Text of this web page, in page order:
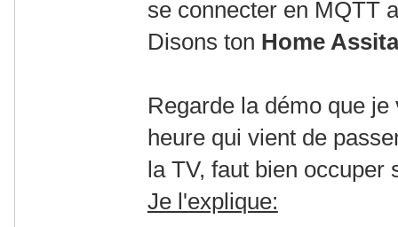
se connecter en MQTT
Disons ton Home
Regarde la démo que
heure qui vient de
la TV, faut bien occuper
Je l'explique: